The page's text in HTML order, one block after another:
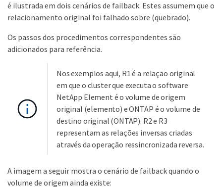
é ilustrada em dois cenários de failback. Estes assumem que o
relacionamento original foi falhado sobre (quebrado).
Os passos dos procedimentos correspondentes são
adicionados para referência.
Nos exemplos aqui, R1 é a relação original
em que o cluster que executa o software
NetApp Element é o volume de origem
original (elemento) e ONTAP é o volume de
destino original (ONTAP). R2 e R3
representam as relações inversas criadas
através da operação ressincronizada reversa.
A imagem a seguir mostra o cenário de failback quando o
volume de origem ainda existe: